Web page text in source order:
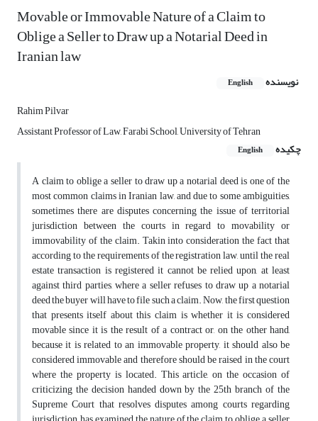
Movable or Immovable Nature of a Claim to
Oblige a Seller to Draw up a Notarial Deed in
Iranian law
نویسنده English
Rahim Pilvar
Assistant Professor of Law, Farabi School, University of Tehran
چکیده
English
A claim to oblige a seller to draw up a notarial deed is one of the
most common claims in Iranian law, and due to some ambiguities,
sometimes there are disputes concerning the issue of territorial
jurisdiction between the courts in regard to movability or
immovability of the claim. Takin into consideration the fact that
according to the requirements of the registration law, until the real
estate transaction is registered it cannot be relied upon, at least
against third parties, where a seller refuses to draw up a notarial
deed the buyer will have to file such a claim. Now, the first question
that presents itself about this claim is whether it is considered
movable since it is the result of a contract or, on the other hand,
because it is related to an immovable property, it should also be
considered immovable and therefore should be raised in the court
where the property is located. This article, on the occasion of
criticizing the decision handed down by the 25th branch of the
Supreme Court that resolves disputes among courts regarding